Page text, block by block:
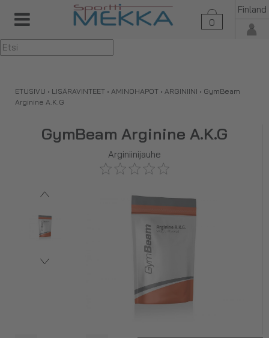
0
Finland
▼
ETUSIVU • LISÄRAVINTEET • AMINOHAPOT • ARGINIINI • GymBeam
Arginine A.K.G
GymBeam Arginine A.K.G
Arginiinijauhe